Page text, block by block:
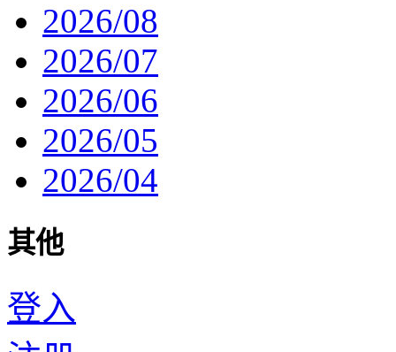
2026/08
2026/07
2026/06
2026/05
2026/04
其他
登入